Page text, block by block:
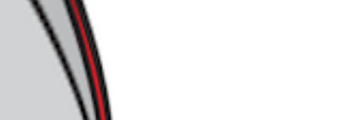
을 통해 다이소
로마트와 결합
생활 인프라의
금융과 커뮤니
면, 고객 입장에